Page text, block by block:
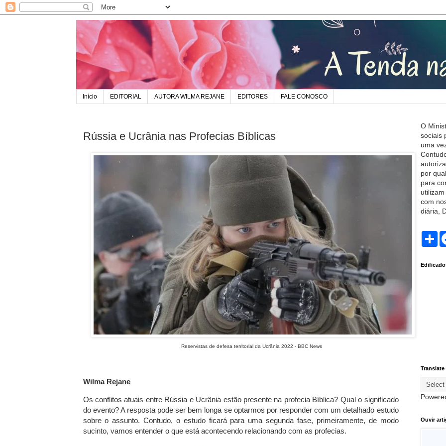
Início EDITORIAL AUTORA WILMA REJANE EDITORES FALE CONOSCO
Rússia e Ucrânia nas Profecias Bíblicas
Reservistas de defesa territorial da Ucrânia 2022 - BBC News
Wilma Rejane
Os conflitos atuais entre Rússia e Ucrânia estão presente na profecia Bíblica? Qual o significado
do evento? A resposta pode ser bem longa se optarmos por responder com um detalhado estudo
sobre o assunto. Contudo, o estudo ficará para uma segunda fase, primeiramente, de modo
sucinto, vamos entender o que está acontecendo relacionando com as profecias.
O
sociais
uma
por
para
com
diária,
S
e
Translate
Ouvir